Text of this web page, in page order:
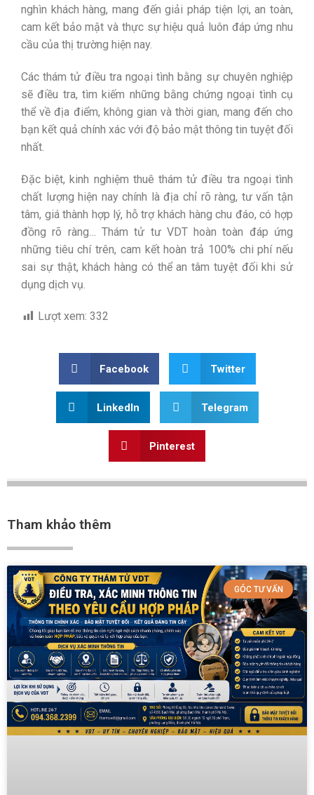
nghìn khách hàng, mang đến giải pháp tiện lợi, an toàn,
cam kết bảo mật và thực sự hiệu quả luôn đáp ứng nhu
cầu của thị trường hiện nay.
Các thám tử điều tra ngoại tình bằng sự chuyên nghiệp
sẽ điều tra, tìm kiếm những bằng chứng ngoại tình cụ
thể về địa điểm, không gian và thời gian, mang đến cho
bạn kết quả chính xác với độ bảo mật thông tin tuyệt đối
nhất.
Đặc biệt, kinh nghiệm thuê thám tử điều tra ngoại tình
chất lượng hiện nay chính là địa chỉ rõ ràng, tư vấn tận
tâm, giá thành hợp lý, hỗ trợ khách hàng chu đáo, có hợp
đồng rõ ràng… Thám tử tư VDT hoàn toàn đáp ứng
những tiêu chí trên, cam kết hoàn trả 100% chi phí nếu
sai sự thật, khách hàng có thể an tâm tuyệt đối khi sử
dụng dịch vụ.
Lượt xem: 332
Facebook Twitter
LinkedIn Telegram
Pinterest
Tham khảo thêm
GÓC TƯ VẤN